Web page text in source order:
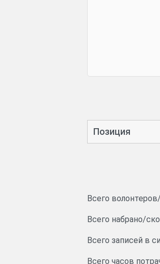
Позиция
Всего
Всего набрано/
Всего записей в
Всего часов